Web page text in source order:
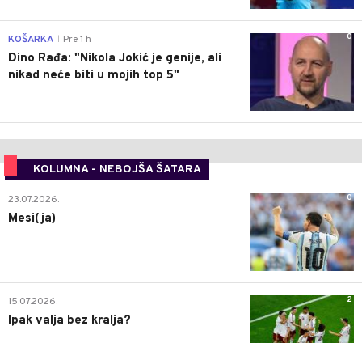
0
KOŠARKA Pre 1 h
Dino Rađa: "Nikola Jokić je genije, ali
nikad neće biti u mojih top 5"
KOLUMNA - NEBOJŠA ŠATARA
0
23.07.2026.
Mesi(ja)
2
15.07.2026.
Ipak valja bez kralja?